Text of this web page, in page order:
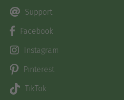
Support
Facebook
Instagram
Pinterest
TikTok